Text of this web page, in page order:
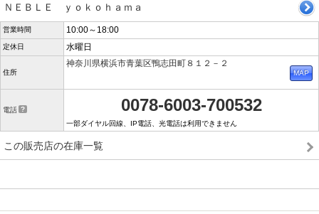
ＮＥＢＬＥ ｙｏｋｏｈａｍａ
営業時間 10:00～18:00
定休日 水曜日
住所
神奈川県横浜市青葉区鴨志田町８１２－２
電話 0078-6003-700532
一部ダイヤル回線、IP電話、光電話は利用できません
この販売店の在庫一覧